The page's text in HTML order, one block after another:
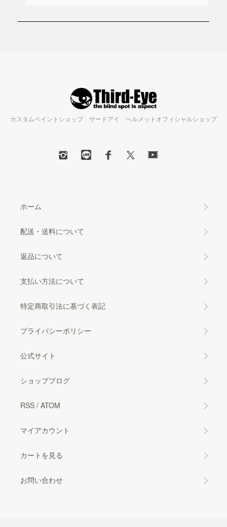
カスタムペイントショップ サードアイ ヘルメットオフィシャルショップ
ホーム
配送・送料について
返品について
支払い方法について
特定商取引法に基づく表記
プライバシーポリシー
公式サイト
ショップブログ
RSS / ATOM
マイアカウント
カートを見る
お問い合わせ